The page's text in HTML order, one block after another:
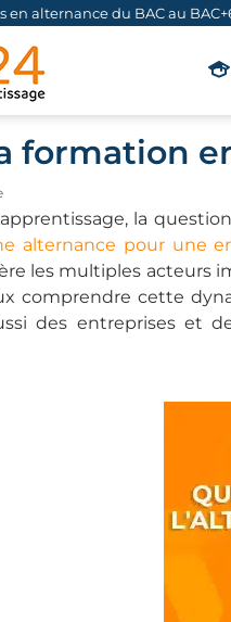
en alternance du BAC au
formation
la
alternance pour une
les multiples acteurs
comprendre cette
des entreprises et